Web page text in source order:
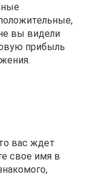
вы видели
прибыль
вас ждет
свое имя в